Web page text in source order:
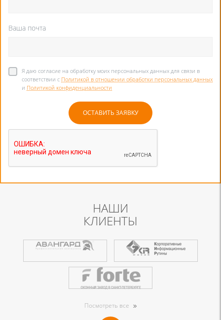
Ваша почта
Я даю согласие на обработку моих персональных данных для связи в
соответствии с Политикой в отношении обработки персональных данных
и Политикой конфиденциальности
НАШИ
КЛИЕНТЫ
Посмотреть все